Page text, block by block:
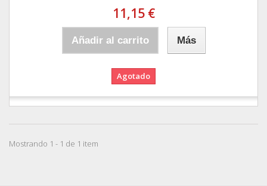
11,15 €
Añadir al carrito Más
Agotado
Mostrando 1 - 1 de 1 item